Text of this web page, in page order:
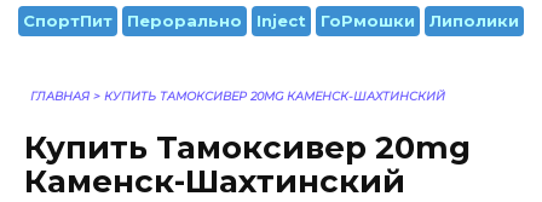
СпортПит Перорально Inject ГоРмошки Липолики
ГЛАВНАЯ > КУПИТЬ ТАМОКСИВЕР 20MG КАМЕНСК-ШАХТИНСКИЙ
Купить Тамоксивер 20mg
Каменск-Шахтинский